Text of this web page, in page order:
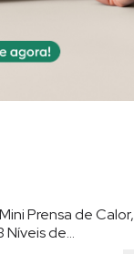
Prensa de Calor,
Níveis de